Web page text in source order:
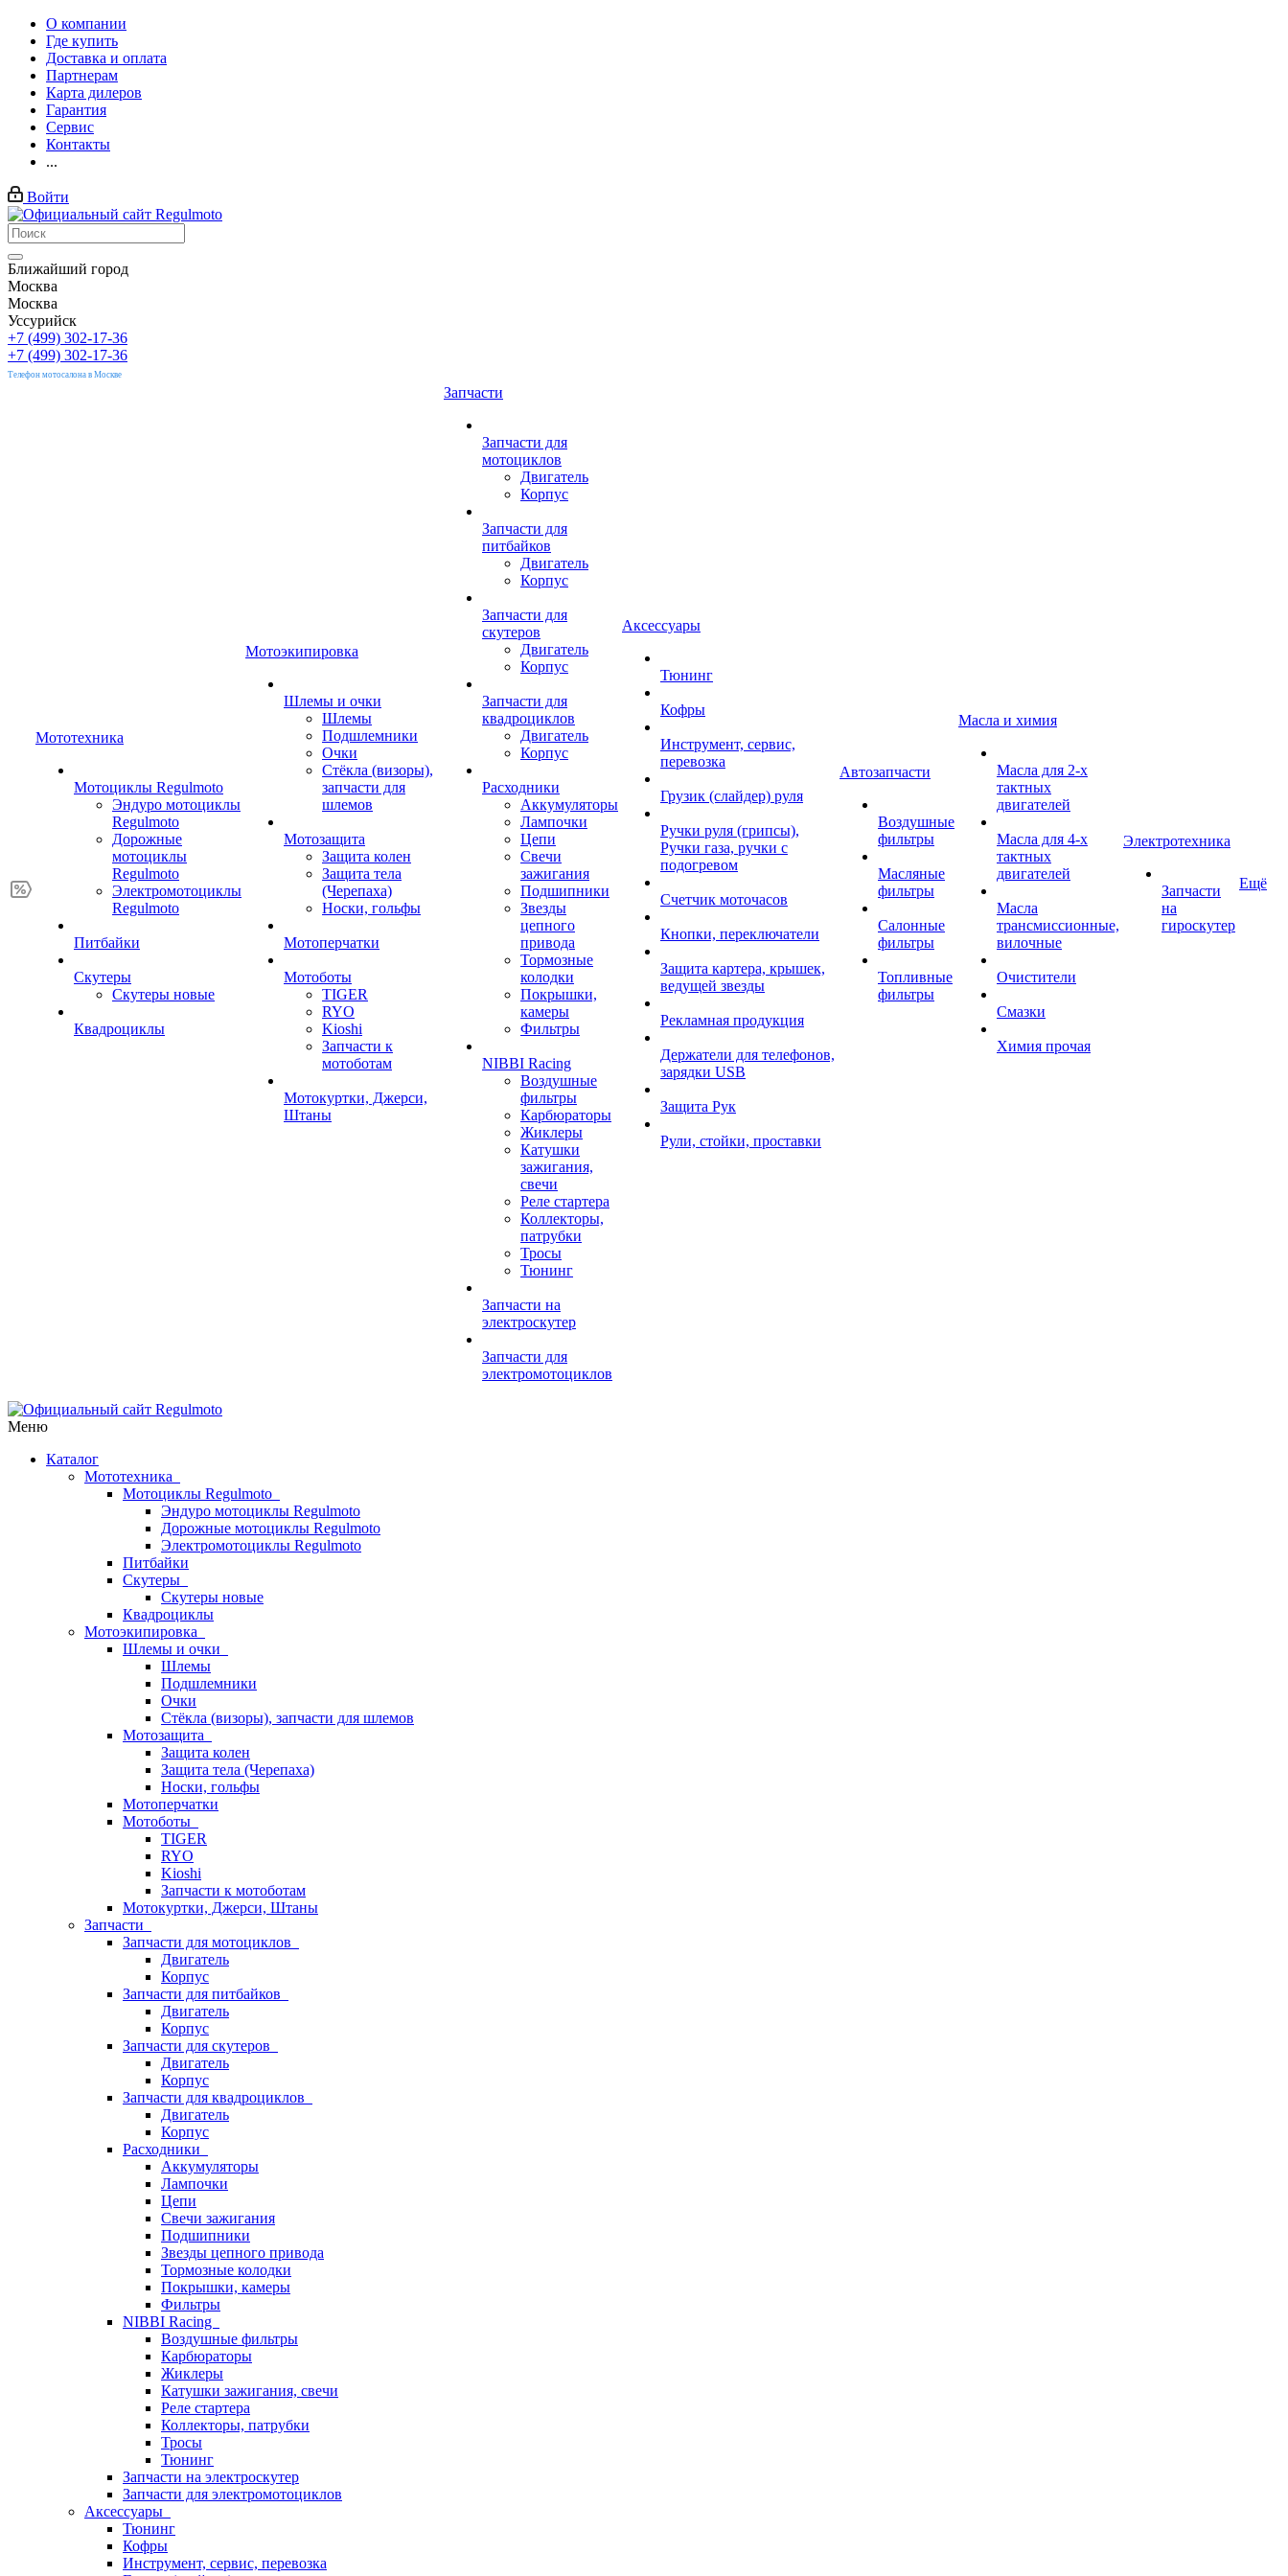
О компании
Где купить
Доставка и оплата
Партнерам
Карта дилеров
Гарантия
Сервис
Контакты
...
Войти
Ближайший город
Москва
Москва
Уссурийск
+7 (499) 302-17-36
+7 (499) 302-17-36
Телефон мотосалона в Москве
Мототехника
Мотоциклы Regulmoto
Эндуро мотоциклы
Regulmoto
Дорожные
мотоциклы
Regulmoto
Электромотоциклы
Regulmoto
Питбайки
Скутеры
Скутеры новые
Квадроциклы
Мотоэкипировка
Шлемы и очки
Шлемы
Подшлемники
Очки
Стёкла (визоры),
запчасти для
шлемов
Мотозащита
Защита колен
Защита тела
(Черепаха)
Носки, гольфы
Мотоперчатки
Мотоботы
TIGER
RYO
Kioshi
Запчасти к
мотоботам
Мотокуртки, Джерси,
Штаны
Запчасти
Запчасти для
мотоциклов
Двигатель
Корпус
Запчасти для
питбайков
Двигатель
Корпус
Запчасти для
скутеров
Двигатель
Корпус
Запчасти для
квадроциклов
Двигатель
Корпус
Расходники
Аккумуляторы
Лампочки
Цепи
Свечи
зажигания
Подшипники
Звезды
цепного
привода
Тормозные
колодки
Покрышки,
камеры
Фильтры
NIBBI Racing
Воздушные
фильтры
Карбюраторы
Жиклеры
Катушки
зажигания,
свечи
Реле стартера
Коллекторы,
патрубки
Тросы
Тюнинг
Запчасти на
электроскутер
Запчасти для
электромотоциклов
Аксессуары
Тюнинг
Кофры
Инструмент, сервис,
перевозка
Грузик (слайдер) руля
Ручки руля (грипсы),
Ручки газа, ручки с
подогревом
Счетчик моточасов
Кнопки, переключатели
Защита картера, крышек,
ведущей звезды
Рекламная продукция
Держатели для телефонов,
зарядки USB
Защита Рук
Рули, стойки, проставки
Автозапчасти
Воздушные
фильтры
Масляные
фильтры
Салонные
фильтры
Топливные
фильтры
Масла и химия
Масла для 2-х
тактных
двигателей
Масла для 4-х
тактных
двигателей
Масла
трансмиссионные,
вилочные
Очистители
Смазки
Химия прочая
Электротехника
Запчасти
на
гироскутер
Ещё
Меню
Каталог
Мототехника
Мотоциклы Regulmoto
Эндуро мотоциклы Regulmoto
Дорожные мотоциклы Regulmoto
Электромотоциклы Regulmoto
Питбайки
Скутеры
Скутеры новые
Квадроциклы
Мотоэкипировка
Шлемы и очки
Шлемы
Подшлемники
Очки
Стёкла (визоры), запчасти для шлемов
Мотозащита
Защита колен
Защита тела (Черепаха)
Носки, гольфы
Мотоперчатки
Мотоботы
TIGER
RYO
Kioshi
Запчасти к мотоботам
Мотокуртки, Джерси, Штаны
Запчасти
Запчасти для мотоциклов
Двигатель
Корпус
Запчасти для питбайков
Двигатель
Корпус
Запчасти для скутеров
Двигатель
Корпус
Запчасти для квадроциклов
Двигатель
Корпус
Расходники
Аккумуляторы
Лампочки
Цепи
Свечи зажигания
Подшипники
Звезды цепного привода
Тормозные колодки
Покрышки, камеры
Фильтры
NIBBI Racing
Воздушные фильтры
Карбюраторы
Жиклеры
Катушки зажигания, свечи
Реле стартера
Коллекторы, патрубки
Тросы
Тюнинг
Запчасти на электроскутер
Запчасти для электромотоциклов
Аксессуары
Тюнинг
Кофры
Инструмент, сервис, перевозка